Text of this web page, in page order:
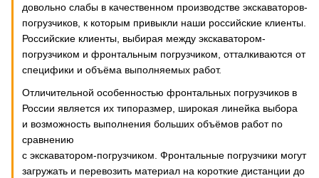
довольно слабы в качественном производстве экскаваторов-
погрузчиков, к которым привыкли наши российские клиенты.
Российские клиенты, выбирая между экскаватором-
погрузчиком и фронтальным погрузчиком, отталкиваются от
специфики и объёма выполняемых работ.
Отличительной особенностью фронтальных погрузчиков в
России является их типоразмер, широкая линейка выбора
и возможность выполнения больших объёмов работ по
сравнению
с экскаватором-погрузчиком. Фронтальные погрузчики могут
загружать и перевозить материал на короткие дистанции до